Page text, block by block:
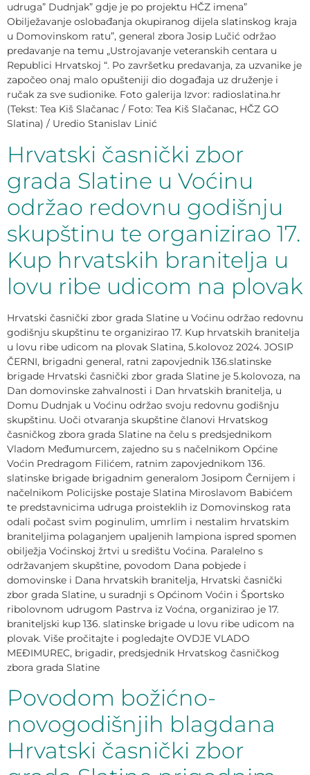
udruga” Dudnjak” gdje je po projektu HČZ imena”
Obilježavanje oslobađanja okupiranog dijela slatinskog kraja
u Domovinskom ratu”, general zbora Josip Lučić održao
predavanje na temu „Ustrojavanje veteranskih centara u
Republici Hrvatskoj “. Po završetku predavanja, za uzvanike je
započeo onaj malo opušteniji dio događaja uz druženje i
ručak za sve sudionike. Foto galerija Izvor: radioslatina.hr
(Tekst: Tea Kiš Slačanac / Foto: Tea Kiš Slačanac, HČZ GO
Slatina) / Uredio Stanislav Linić
Hrvatski časnički zbor
grada Slatine u Voćinu
održao redovnu godišnju
skupštinu te organizirao 17.
Kup hrvatskih branitelja u
lovu ribe udicom na plovak
Hrvatski časnički zbor grada Slatine u Voćinu održao redovnu
godišnju skupštinu te organizirao 17. Kup hrvatskih branitelja
u lovu ribe udicom na plovak Slatina, 5.kolovoz 2024. JOSIP
ČERNI, brigadni general, ratni zapovjednik 136.slatinske
brigade Hrvatski časnički zbor grada Slatine je 5.kolovoza, na
Dan domovinske zahvalnosti i Dan hrvatskih branitelja, u
Domu Dudnjak u Voćinu održao svoju redovnu godišnju
skupštinu. Uoči otvaranja skupštine članovi Hrvatskog
časničkog zbora grada Slatine na čelu s predsjednikom
Vladom Međumurcem, zajedno su s načelnikom Općine
Voćin Predragom Filićem, ratnim zapovjednikom 136.
slatinske brigade brigadnim generalom Josipom Černijem i
načelnikom Policijske postaje Slatina Miroslavom Babićem
te predstavnicima udruga proisteklih iz Domovinskog rata
odali počast svim poginulim, umrlim i nestalim hrvatskim
braniteljima polaganjem upaljenih lampiona ispred spomen
obilježja Voćinskoj žrtvi u središtu Voćina. Paralelno s
održavanjem skupštine, povodom Dana pobjede i
domovinske i Dana hrvatskih branitelja, Hrvatski časnički
zbor grada Slatine, u suradnji s Općinom Voćin i Športsko
ribolovnom udrugom Pastrva iz Voćna, organizirao je 17.
braniteljski kup 136. slatinske brigade u lovu ribe udicom na
plovak. Više pročitajte i pogledajte OVDJE VLADO
MEĐIMUREC, brigadir, predsjednik Hrvatskog časničkog
zbora grada Slatine
Povodom božićno-
novogodišnjih blagdana
Hrvatski časnički zbor